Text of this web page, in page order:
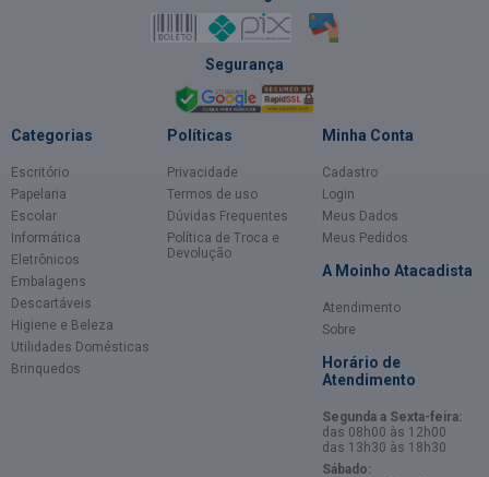
Segurança
Categorias
Escritório
Papelaria
Escolar
Informática
Eletrônicos
Embalagens
Descartáveis
Higiene e Beleza
Utilidades Domésticas
Brinquedos
Políticas
Privacidade
Termos de uso
Dúvidas Frequentes
Política de Troca e
Devolução
Minha Conta
Cadastro
Login
Meus Dados
Meus Pedidos
A Moinho Atacadista
Atendimento
Sobre
Horário de
Atendimento
Segunda a Sexta-feira:
das 08h00 às 12h00
das 13h30 às 18h30
Sábado: